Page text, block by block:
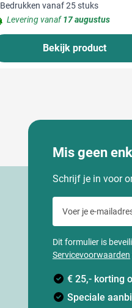
Bedrukken vanaf 25 stuks
Levering vanaf17 augustus
Bekijk product
Mis geen
Schrijf je in voor
Dit formulier is
Servicevoorwaarden
€ 25,- korting
Speciale